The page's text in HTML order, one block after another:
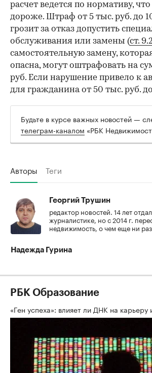
расчет ведется по нормативу, что
дороже. Штраф от 5 тыс. руб. до
грозит за отказ допустить
обслуживания или замены (ст.
самостоятельную замену,
опасна, могут оштрафовать на
руб. Если нарушение привело к
для гражданина от 50 тыс. руб.
Будьте в курсе важных новостей —
телеграм-каналом «РБК
Авторы Теги
Георгий Трушин
редактор новостей. 14 лет
журналистике, но с 2014 г.
недвижимость, о чем еще ни
Надежда Гурина
РБК Образование
«Ген успеха»: влияет ли ДНК на карьеру